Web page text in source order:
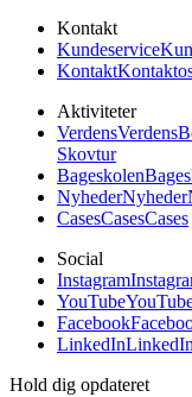
Kontakt
Kundeservice
KontaktKontakt
Aktiviteter
VerdensVerdens
Skovtur
Bageskolen
NyhederNyheder
CasesCasesCases
Social
Instagram
YouTube
Facebook
LinkedInLinkedIn
Hold dig opdateret